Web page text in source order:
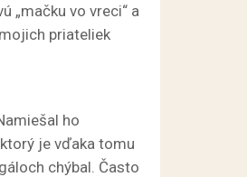
„mačku vo vreci“ a
priateliek
ho
je vďaka tomu
chýbal. Často